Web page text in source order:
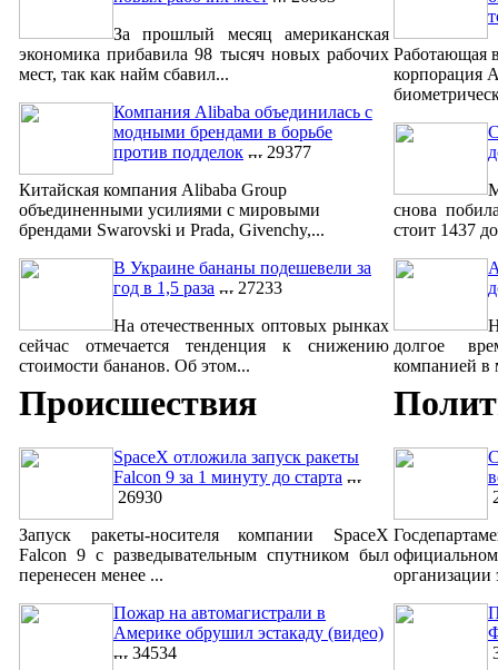
За прошлый месяц американская
экономика прибавила 98 тысяч новых рабочих
мест, так как найм сбавил...
Компания Alibaba объединилась с
модными брендами в борьбе
против подделок
29377
Китайская компания Alibaba Group
объединенными усилиями с мировыми
брендами Swarovski и Prada, Givenchy,...
В Украине бананы подешевели за
год в 1,5 раза
27233
На отечественных оптовых рынках
сейчас отмечается тенденция к снижению
стоимости бананов. Об этом...
Работающая
корпорация
снова
стоит 1437
долгое
компанией в
Происшествия
SpaceX отложила запуск ракеты
Falcon 9 за 1 минуту до старта
26930
Запуск ракеты-носителя компании SpaceX
Falcon 9 с разведывательным спутником был
перенесен менее ...
Пожар на автомагистрали в
Америке обрушил эстакаду (видео)
34534
организации